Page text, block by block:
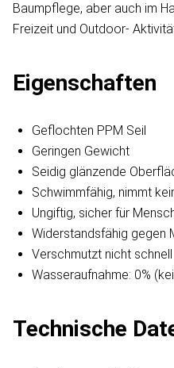
Baumpflege, aber auch im
Freizeit und Outdoor-
Eigenschaften
Geflochten PPM Seil
Geringen Gewicht
Seidig glänzende
Schwimmfähig, nimmt
Ungiftig, sicher für
Widerstandsfähig gegen
Verschmutzt nicht schnell
Wasseraufnahme: 0%
Technische